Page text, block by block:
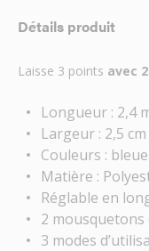
Détails produit
Laisse 3 points avec
Longueur : 2,4
Largeur : 2,5 cm
Couleurs :
Matière :
Réglable en
2
3 modes